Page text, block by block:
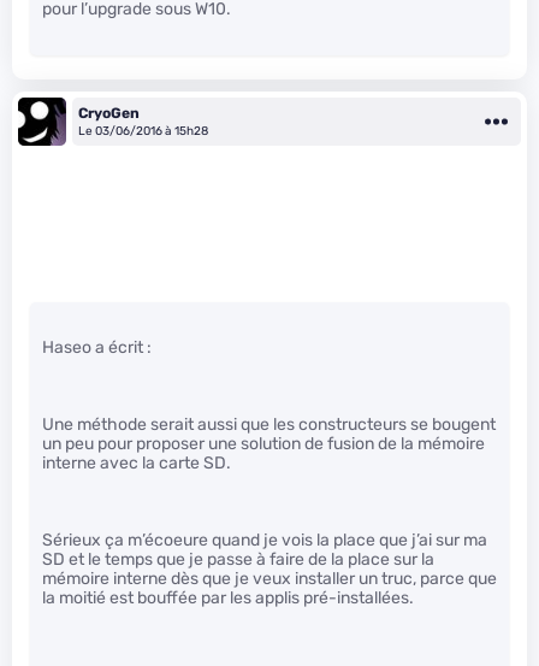
pour l’upgrade sous W10.
CryoGen
Le 03/06/2016 à 15h28
Haseo a écrit :
Une méthode serait aussi que les constructeurs se bougent
un peu pour proposer une solution de fusion de la mémoire
interne avec la carte SD.
Sérieux ça m’écoeure quand je vois la place que j’ai sur ma
SD et le temps que je passe à faire de la place sur la
mémoire interne dès que je veux installer un truc, parce que
la moitié est bouffée par les applis pré-installées.